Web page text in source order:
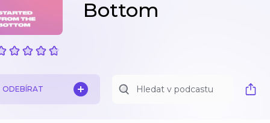
Bottom
ODEBÍRAT